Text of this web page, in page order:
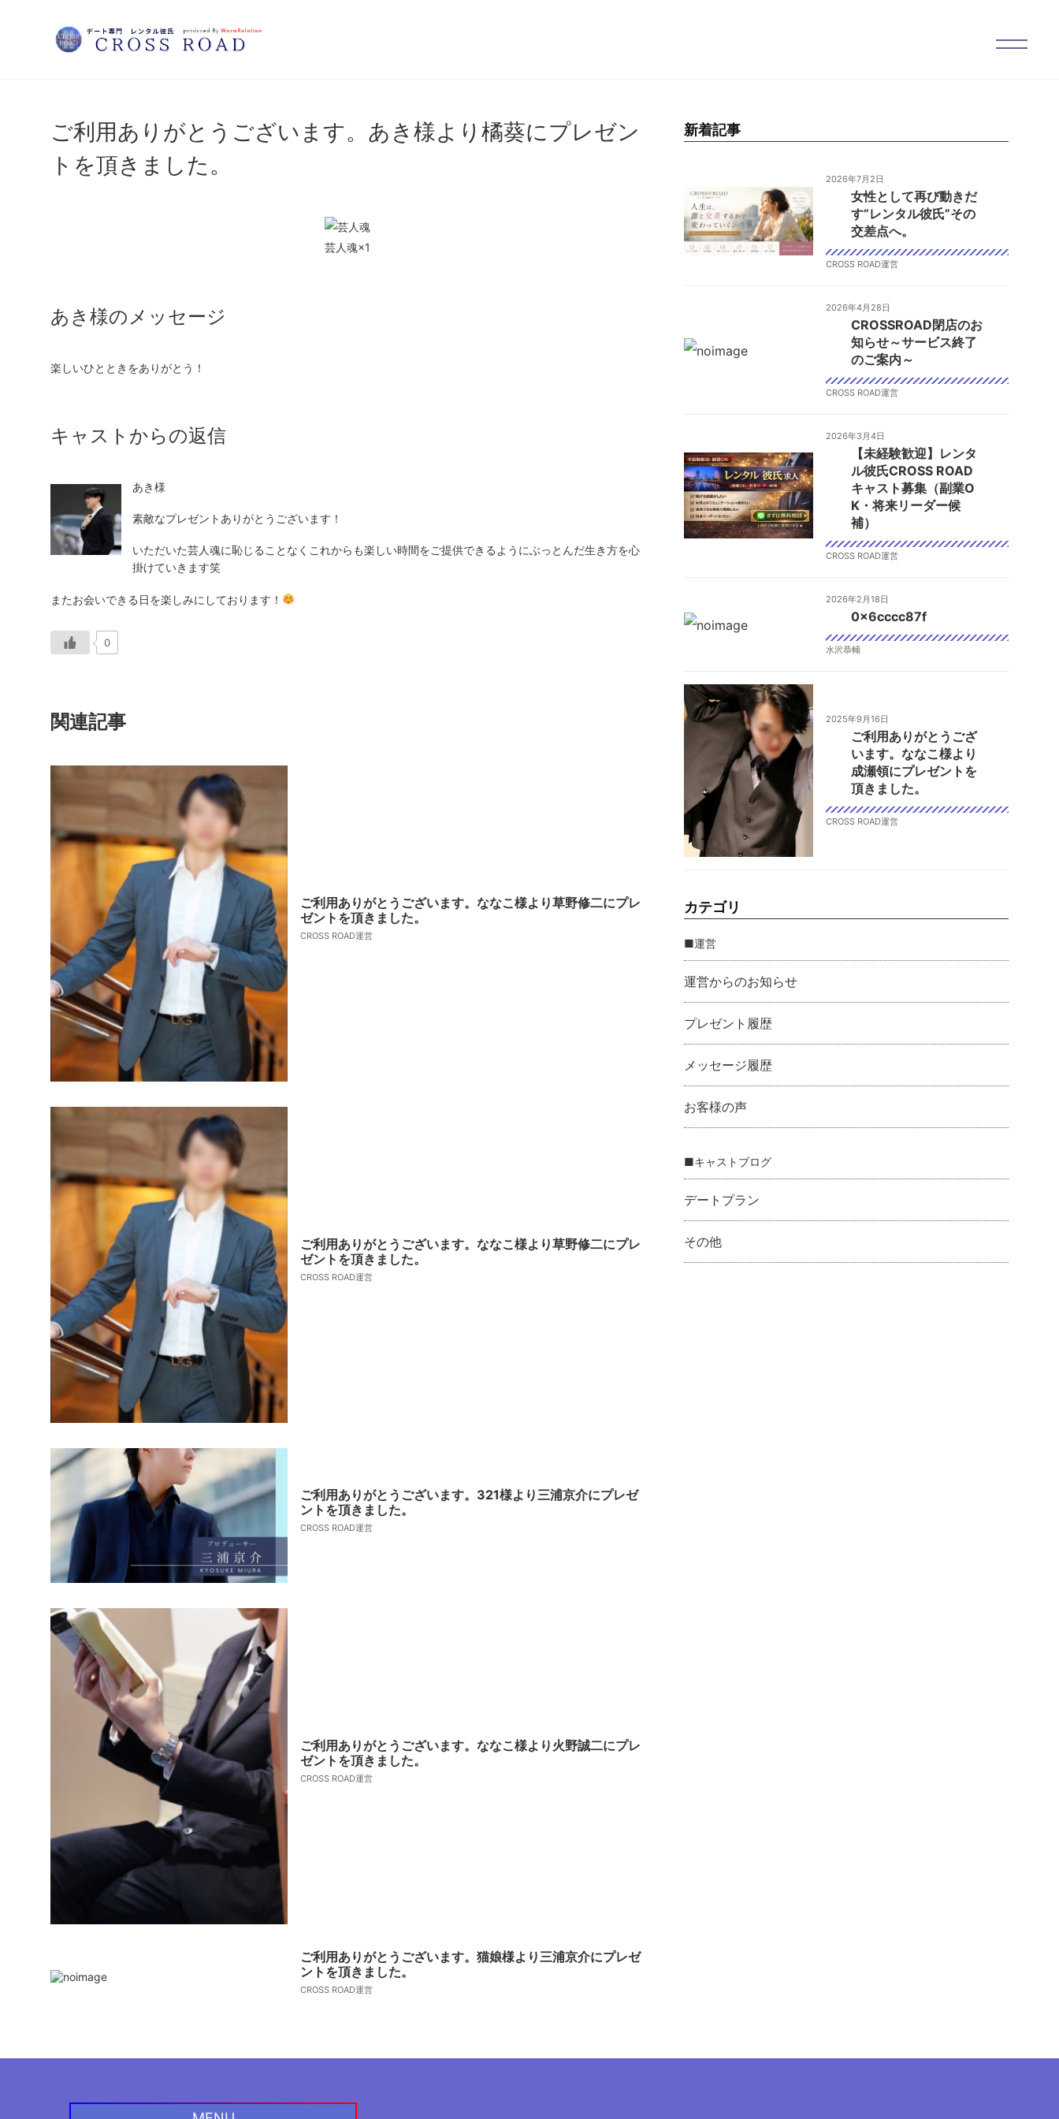
ご利用ありがとうございます。あき様より橘葵にプレゼン
トを頂きました。
芸人魂×1
あき様のメッセージ
楽しいひとときをありがとう！
キャストからの返信
あき様
素敵なプレゼントありがとうございます！
いただいた芸人魂に恥じることなくこれからも楽しい時間をご提供できるようにぶっとんだ生き方を心
掛けていきます笑
またお会いできる日を楽しみにしております！
0
関連記事
ご利用ありがとうございます。ななこ様より草野修二にプレ
ゼントを頂きました。
CROSS ROAD運営
ご利用ありがとうございます。ななこ様より草野修二にプレ
ゼントを頂きました。
CROSS ROAD運営
ご利用ありがとうございます。321様より三浦京介にプレゼ
ントを頂きました。
CROSS ROAD運営
ご利用ありがとうございます。ななこ様より火野誠二にプレ
ゼントを頂きました。
CROSS ROAD運営
ご利用ありがとうございます。猫娘様より三浦京介にプレゼ
ントを頂きました。
CROSS ROAD運営
新着記事
2026年7月2日
女性として再び動きだ
す”レンタル彼氏”その
交差点へ。
CROSS ROAD運営
2026年4月28日
CROSSROAD閉店のお
知らせ～サービス終了
のご案内～
CROSS ROAD運営
2026年3月4日
【未経験歓迎】レンタ
ル彼氏CROSS ROAD
キャスト募集（副業O
K・将来リーダー候
補）
CROSS ROAD運営
2026年2月18日
0x6cccc87f
水沢恭輔
2025年9月16日
ご利用ありがとうござ
います。ななこ様より
成瀬領にプレゼントを
頂きました。
CROSS ROAD運営
カテゴリ
■運営
運営からのお知らせ
プレゼント履歴
メッセージ履歴
お客様の声
■キャストブログ
デートプラン
その他